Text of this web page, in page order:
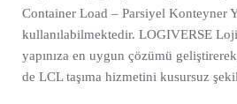
Container Load – Parsiyel Konteyner
kullanılabilmektedir. LOGIVERSE
yapınıza en uygun çözümü
de LCL taşıma hizmetini kusursuz